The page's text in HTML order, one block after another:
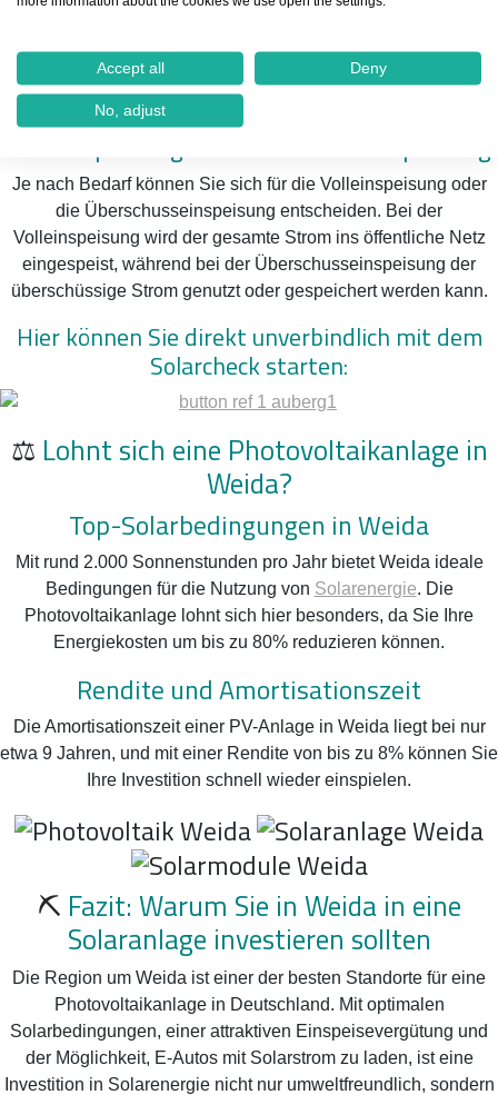
Einspeisevergütung und Solarstrom in
Weida
Volleinspeisung vs. Überschusseinspeisung
Je nach Bedarf können Sie sich für die Volleinspeisung oder
die Überschusseinspeisung entscheiden. Bei der
Volleinspeisung wird der gesamte Strom ins öffentliche Netz
eingespeist, während bei der Überschusseinspeisung der
überschüssige Strom genutzt oder gespeichert werden kann.
Hier können Sie direkt unverbindlich mit dem
Solarcheck starten:
⚖️ Lohnt sich eine Photovoltaikanlage in
Weida?
Top-Solarbedingungen in Weida
Mit rund 2.000 Sonnenstunden pro Jahr bietet Weida ideale
Bedingungen für die Nutzung von Solarenergie. Die
Photovoltaikanlage lohnt sich hier besonders, da Sie Ihre
Energiekosten um bis zu 80% reduzieren können.
Rendite und Amortisationszeit
Die Amortisationszeit einer PV-Anlage in Weida liegt bei nur
etwa 9 Jahren, und mit einer Rendite von bis zu 8% können Sie
Ihre Investition schnell wieder einspielen.
⛏️ Fazit: Warum Sie in Weida in eine
Solaranlage investieren sollten
Die Region um Weida ist einer der besten Standorte für eine
Photovoltaikanlage in Deutschland. Mit optimalen
Solarbedingungen, einer attraktiven Einspeisevergütung und
der Möglichkeit, E-Autos mit Solarstrom zu laden, ist eine
Investition in Solarenergie nicht nur umweltfreundlich, sondern
Accept all Deny
No, adjust